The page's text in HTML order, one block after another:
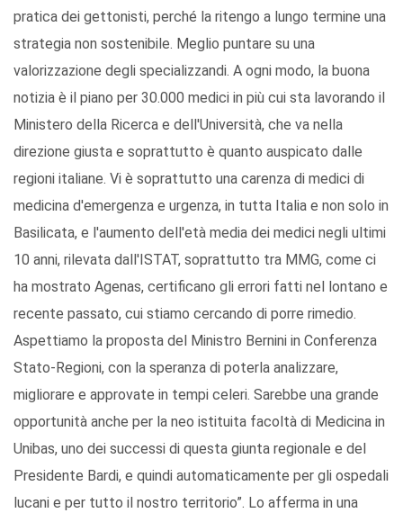
pratica dei gettonisti, perché la ritengo a lungo termine una
strategia non sostenibile. Meglio puntare su una
valorizzazione degli specializzandi. A ogni modo, la buona
notizia è il piano per 30.000 medici in più cui sta lavorando il
Ministero della Ricerca e dell'Università, che va nella
direzione giusta e soprattutto è quanto auspicato dalle
regioni italiane. Vi è soprattutto una carenza di medici di
medicina d'emergenza e urgenza, in tutta Italia e non solo in
Basilicata, e l'aumento dell'età media dei medici negli ultimi
10 anni, rilevata dall'ISTAT, soprattutto tra MMG, come ci
ha mostrato Agenas, certificano gli errori fatti nel lontano e
recente passato, cui stiamo cercando di porre rimedio.
Aspettiamo la proposta del Ministro Bernini in Conferenza
Stato-Regioni, con la speranza di poterla analizzare,
migliorare e approvate in tempi celeri. Sarebbe una grande
opportunità anche per la neo istituita facoltà di Medicina in
Unibas, uno dei successi di questa giunta regionale e del
Presidente Bardi, e quindi automaticamente per gli ospedali
lucani e per tutto il nostro territorio”. Lo afferma in una